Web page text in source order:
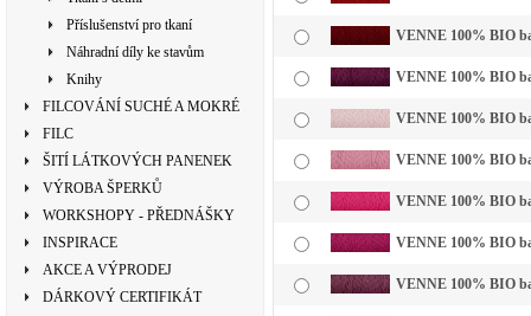
Příslušenství pro tkaní
Náhradní díly ke stavům
Knihy
FILCOVÁNÍ SUCHÉ A MOKRÉ
FILC
ŠITÍ LÁTKOVÝCH PANENEK
VÝROBA ŠPERKŮ
WORKSHOPY - PŘEDNÁŠKY
INSPIRACE
AKCE A VÝPRODEJ
DÁRKOVÝ CERTIFIKÁT
VENNE 100% BIO
VENNE 100% BIO
VENNE 100% BIO
VENNE 100% BIO
VENNE 100% BIO
VENNE 100% BIO
VENNE 100% BIO